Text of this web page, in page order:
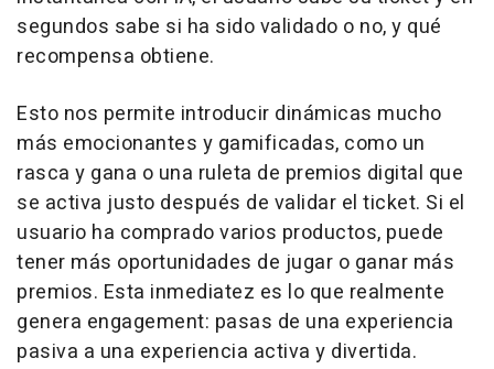
segundos sabe si ha sido validado o no, y qué
recompensa obtiene.
Esto nos permite introducir dinámicas mucho
más emocionantes y gamificadas, como un
rasca y gana o una ruleta de premios digital que
se activa justo después de validar el ticket. Si el
usuario ha comprado varios productos, puede
tener más oportunidades de jugar o ganar más
premios. Esta inmediatez es lo que realmente
genera engagement: pasas de una experiencia
pasiva a una experiencia activa y divertida.